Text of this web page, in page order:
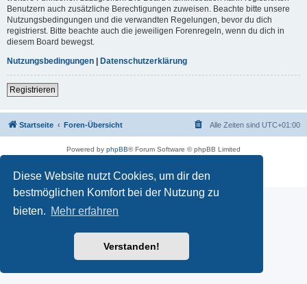
Diese Website nutzt Cookies, um dir den
bestmöglichen Komfort bei der Nutzung zu
bieten. Mehr erfahren
Verstanden!
Benutzern auch zusätzliche Berechtigungen zuweisen. Beachte bitte unsere
Nutzungsbedingungen und die verwandten Regelungen, bevor du dich
registrierst. Bitte beachte auch die jeweiligen Forenregeln, wenn du dich in
diesem Board bewegst.
Nutzungsbedingungen | Datenschutzerklärung
Registrieren
Startseite Foren-Übersicht Alle Zeiten sind UTC+01:00
Powered by phpBB® Forum Software © phpBB Limited
Impressum|Datenschutz |Nutzungsbedingungen